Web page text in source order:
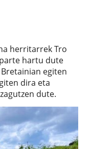
herritarrek Tro
hartu dute
egiten
dira eta
dute.